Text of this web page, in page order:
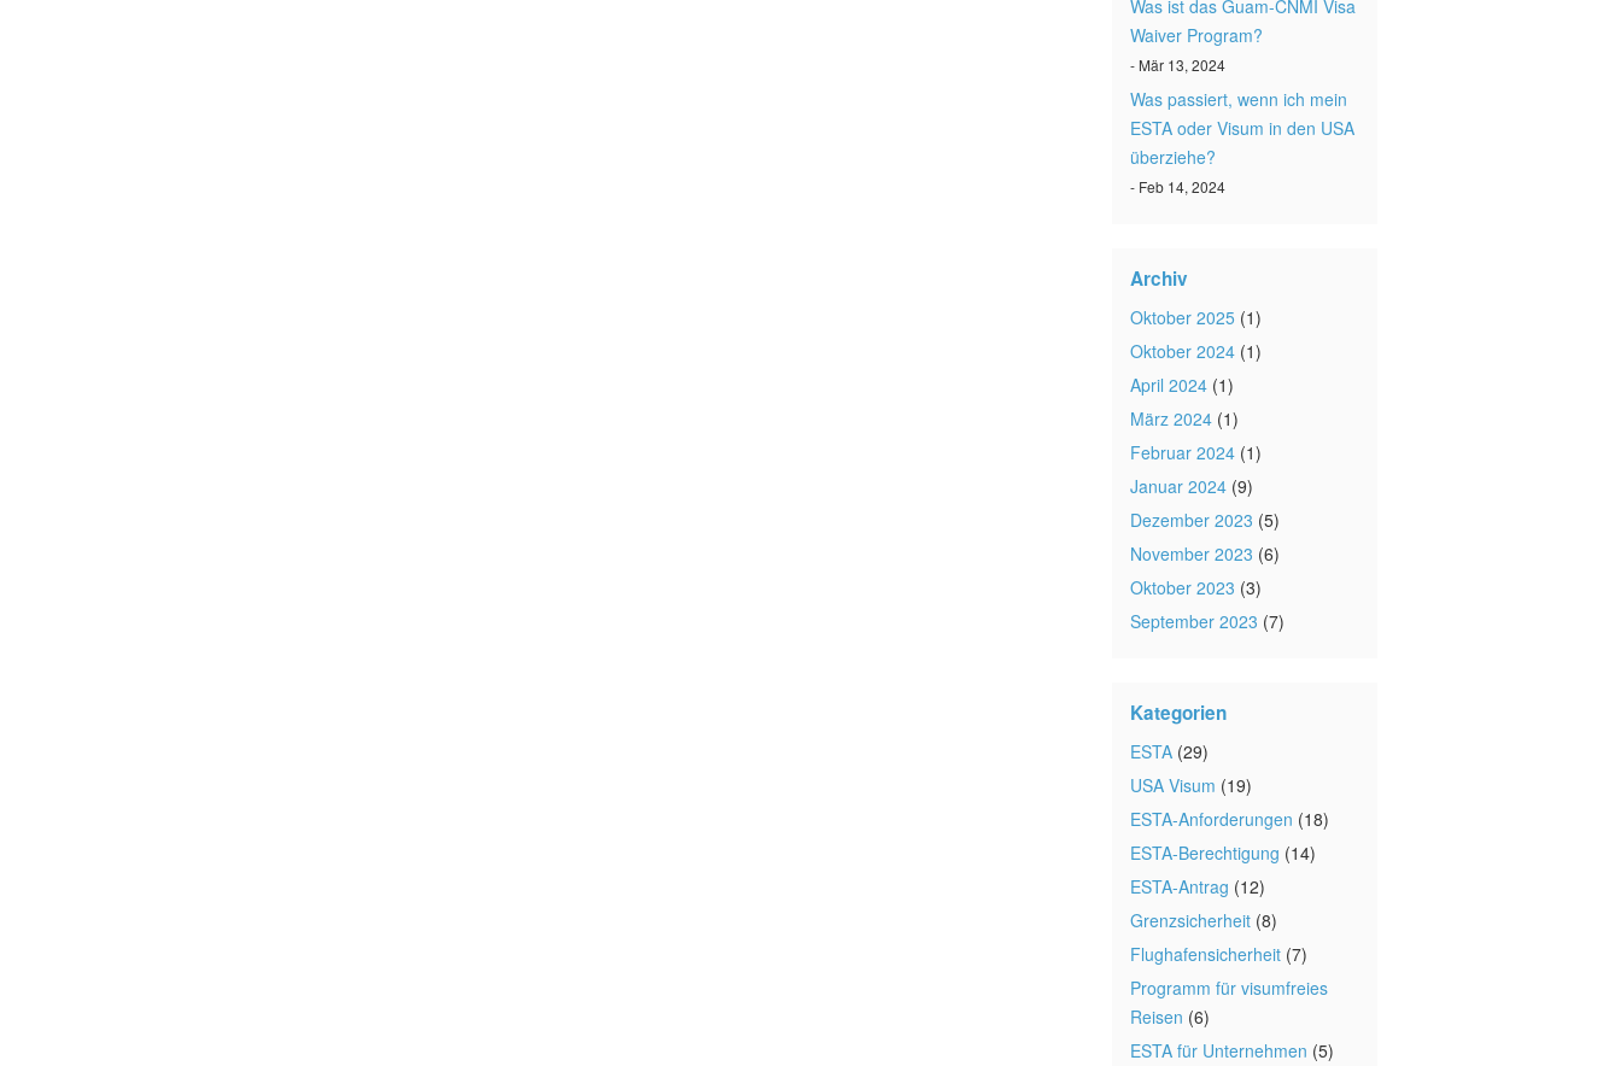
Was ist das Guam-CNMI Visa
Waiver Program?
- Mär 13, 2024
Was passiert, wenn ich mein
ESTA oder Visum in den USA
überziehe?
- Feb 14, 2024
Archiv
Oktober 2025 (1)
Oktober 2024 (1)
April 2024 (1)
März 2024 (1)
Februar 2024 (1)
Januar 2024 (9)
Dezember 2023 (5)
November 2023 (6)
Oktober 2023 (3)
September 2023 (7)
Kategorien
ESTA (29)
USA Visum (19)
ESTA-Anforderungen (18)
ESTA-Berechtigung (14)
ESTA-Antrag (12)
Grenzsicherheit (8)
Flughafensicherheit (7)
Programm für visumfreies
Reisen (6)
ESTA für Unternehmen (5)